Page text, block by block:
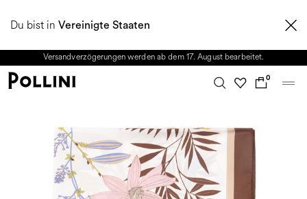
Du bist in Vereinigte Staaten
2026 KOLLEKTION. Vom 8. bis 16. August ist unser Kundenservice nicht
Versandverzögerungen werden ab dem 17. August bearbeitet.
0